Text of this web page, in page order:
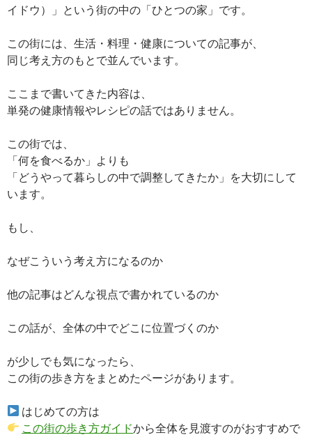
イドウ）」という街の中の「ひとつの家」です。
この街には、生活・料理・健康についての記事が、
同じ考え方のもとで並んでいます。
ここまで書いてきた内容は、
単発の健康情報やレシピの話ではありません。
この街では、
「何を食べるか」よりも
「どうやって暮らしの中で調整してきたか」を大切にして
います。
もし、
なぜこういう考え方になるのか
他の記事はどんな視点で書かれているのか
この話が、全体の中でどこに位置づくのか
が少しでも気になったら、
この街の歩き方をまとめたページがあります。
はじめての方は
この街の歩き方ガイドから全体を見渡すのがおすすめで